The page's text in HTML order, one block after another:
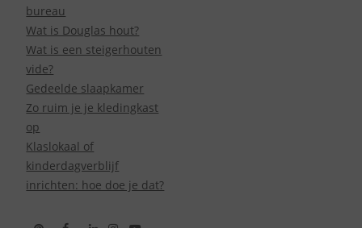
bureau
Wat is Douglas hout?
Wat is een steigerhouten
vide?
Gedeelde slaapkamer
Zo ruim je je kledingkast
op
Klaslokaal of
kinderdagverblijf
inrichten: hoe doe je dat?